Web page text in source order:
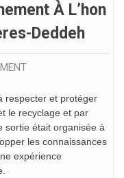
À L’hon
Deddeh
respecter et protéger
le recyclage et par
sortie était organisée à
les connaissances
expérience